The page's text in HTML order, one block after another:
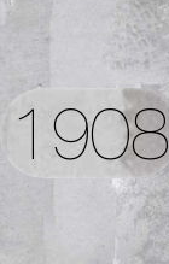
1908